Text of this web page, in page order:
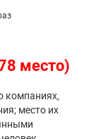
место)
компаниях,
место их